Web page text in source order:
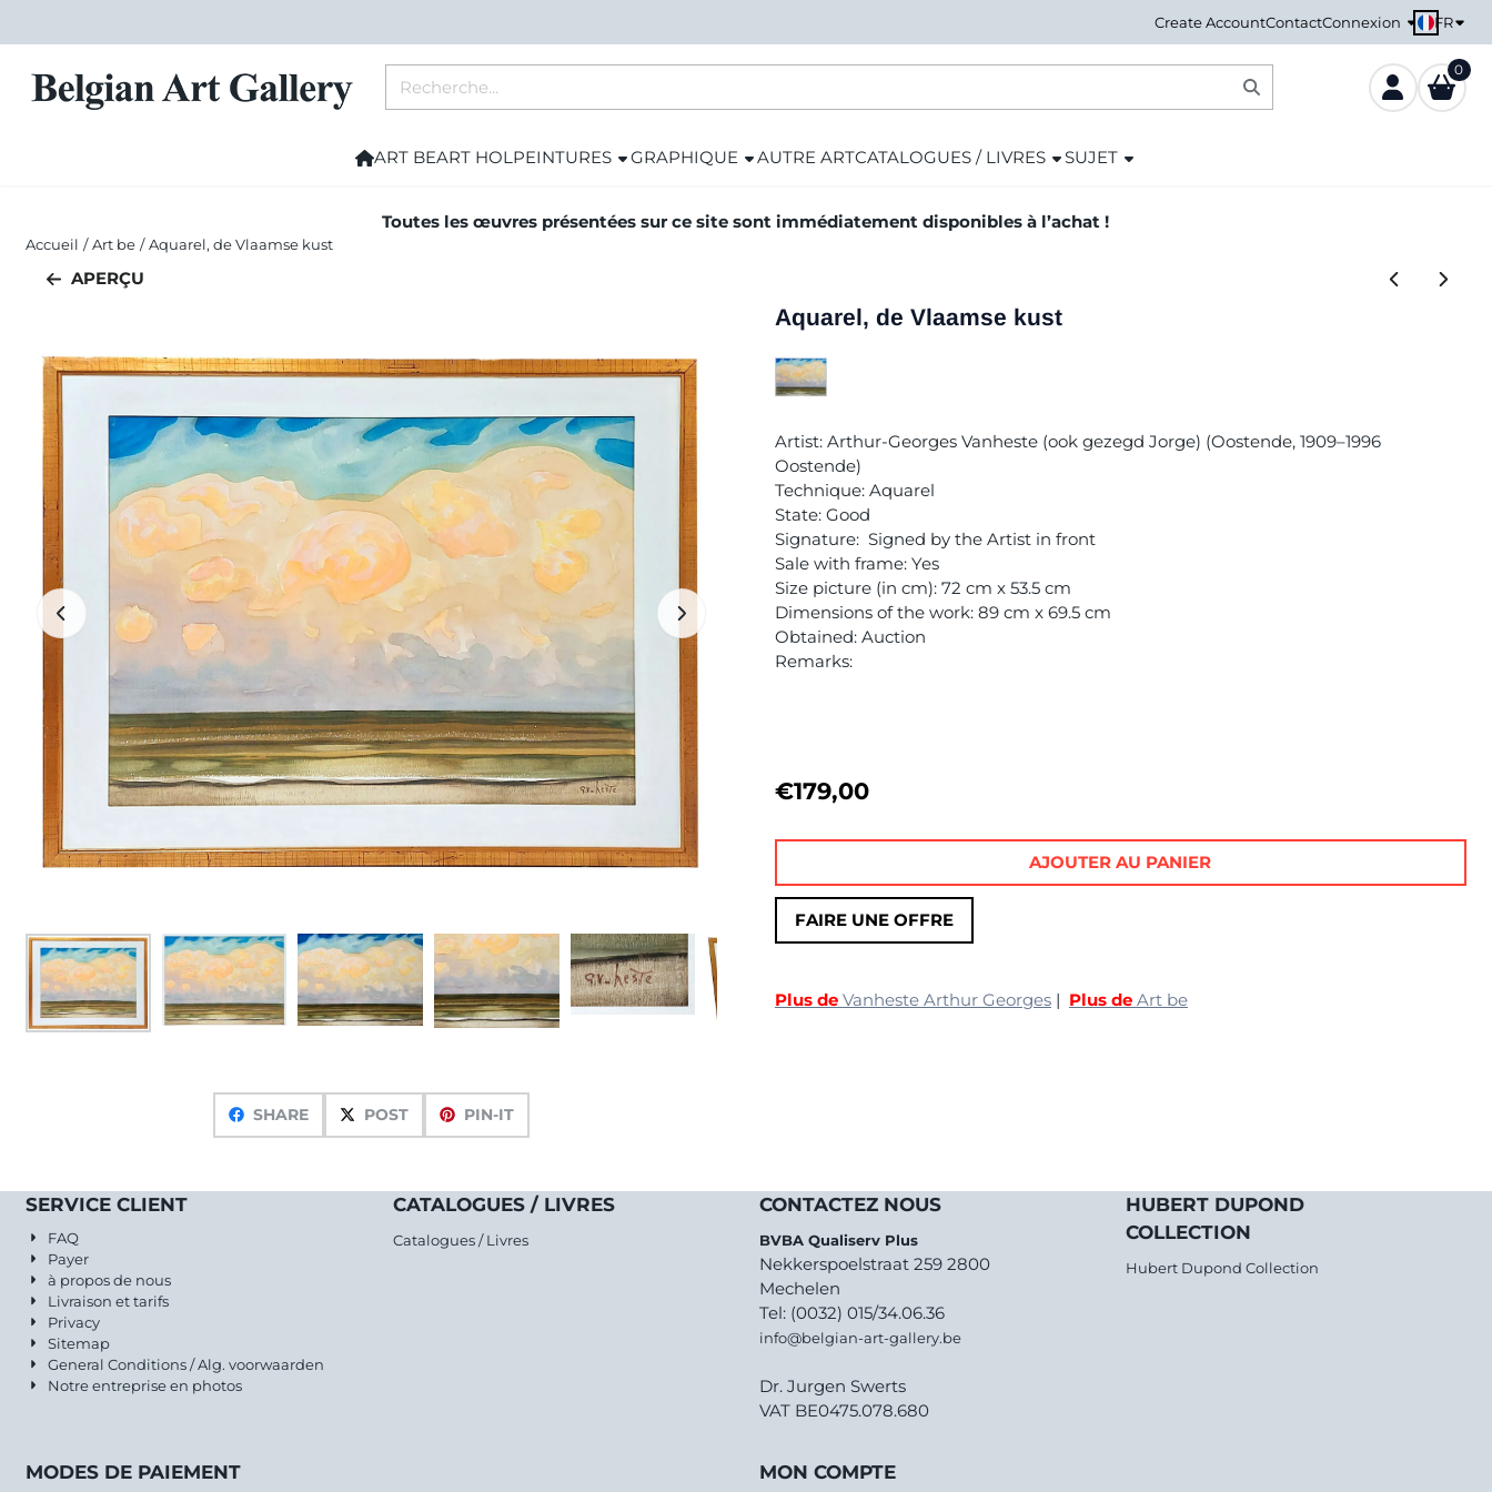
Create AccountContactConnexion FR
0
ART BEART HOLPEINTURES GRAPHIQUE AUTRE ARTCATALOGUES / LIVRES SUJET
Toutes les œuvres présentées sur ce site sont immédiatement disponibles à l’achat !
Accueil / Art be / Aquarel, de Vlaamse kust
APERÇU
SHARE POST PIN-IT
Aquarel, de Vlaamse kust
Artist: Arthur-Georges Vanheste (ook gezegd Jorge) (Oostende, 1909–1996
Oostende)
Technique: Aquarel
State: Good
Signature: Signed by the Artist in front
Sale with frame: Yes
Size picture (in cm): 72 cm x 53.5 cm
Dimensions of the work: 89 cm x 69.5 cm
Obtained: Auction
Remarks:
€179,00
FAIRE UNE OFFRE
AJOUTER AU PANIER
Plus de Vanheste Arthur Georges| Plus de Art be
SERVICE CLIENT
FAQ
Payer
à propos de nous
Livraison et tarifs
Privacy
Sitemap
General Conditions / Alg. voorwaarden
Notre entreprise en photos
CATALOGUES / LIVRES
Catalogues / Livres
CONTACTEZ NOUS
BVBA Qualiserv Plus
Nekkerspoelstraat 259 2800
Mechelen
Tel: (0032) 015/34.06.36
info@belgian-art-gallery.be
Dr. Jurgen Swerts
VAT BE0475.078.680
HUBERT DUPOND
COLLECTION
Hubert Dupond Collection
MODES DE PAIEMENT MON COMPTE